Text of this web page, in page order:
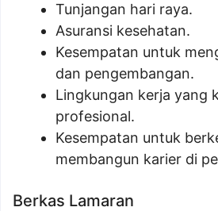
Tunjangan hari raya.
Asuransi kesehatan.
Kesempatan untuk
dan pengembangan.
Lingkungan kerja yang
profesional.
Kesempatan untuk
membangun karier di
Berkas Lamaran